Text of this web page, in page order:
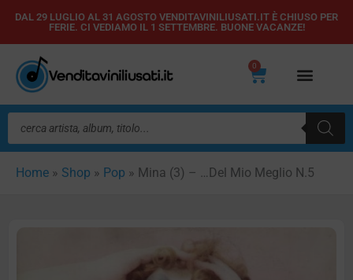
Vai
contenuto
DAL 29 LUGLIO AL 31 AGOSTO VENDITAVINILIUSATI.IT È CHIUSO PER
FERIE. CI VEDIAMO IL 1 SETTEMBRE. BUONE VACANZE!
0
Carrello
Ricerca
prodotti
Home » Shop » Pop » Mina (3) – …Del Mio Meglio N.5